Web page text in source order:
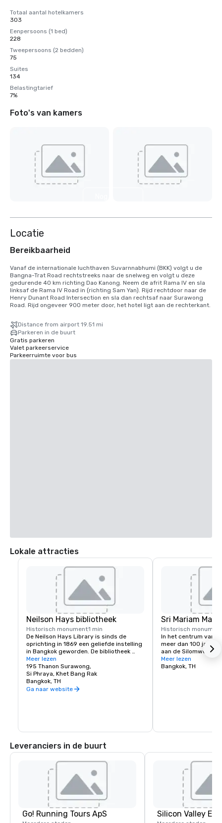
Totaal aantal hotelkamers
303
Eenpersoons (1 bed)
228
Tweepersoons (2 bedden)
75
Suites
134
Belastingtarief
7%
Foto's van kamers
Locatie
Bereikbaarheid
Vanaf de internationale luchthaven Suvarnnabhumi (BKK) volgt u de
Bangna-Trat Road rechtstreeks naar de snelweg en volgt u deze
gedurende 40 km richting Dao Kanong. Neem de afrit Rama IV en sla
linksaf de Rama IV Road in (richting Sam Yan). Rijd rechtdoor naar de
Henry Dunant Road Intersection en sla dan rechtsaf naar Surawong
Road. Rijd ongeveer 900 meter door, het hotel ligt aan de rechterkant.
Distance from airport 19.51 mi
Parkeren in de buurt
Gratis parkeren
Valet parkeerservice
Parkeerruimte voor bus
Lokale attracties
Neilson Hays bibliotheek
Historisch monument1 min
De Neilson Hays Library is sinds de
oprichting in 1869 een geliefde instelling
in Bangkok geworden. De bibliotheek
bevat nu ongeveer 20.000 boeken en
tijdschriften in vele genres.
Het elegante neoklassieke gebouw is niet
alleen het middelpunt van onze
bedrijfsfeesten.
Meer lezen
195 Thanon Surawong,
Si Phraya, Khet Bang Rak
Bangkok, TH
Ga naar website
Sri Mariam
Historisch monument
In het centrum van
meer dan 100 jaar
aan de Silomweg,
zakenwijken van
ook bekend als Wat
De hindoegodin
toegewijden
om goede wensen.
Meer lezen
Bangkok, TH
Leveranciers in de buurt
Go! Running Tours ApS